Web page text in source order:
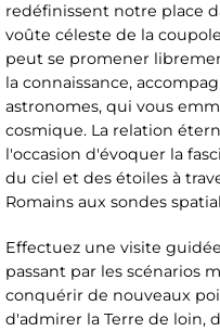
redéfinissent notre place
voûte céleste de la
peut se promener
la connaissance,
astronomes, qui vous
cosmique. La relation
l'occasion d'évoquer la
du ciel et des étoiles à
Romains aux sondes
Effectuez une visite
passant par les scénarios
conquérir de nouveaux
d'admirer la Terre de loin,